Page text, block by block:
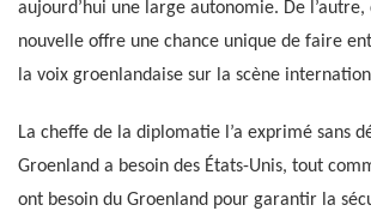
aujourd’hui une large autonomie. De
nouvelle offre une chance unique de faire
la voix groenlandaise sur la scène
La cheffe de la diplomatie l’a exprimé sans
Groenland a besoin des États-Unis, tout
ont besoin du Groenland pour garantir la